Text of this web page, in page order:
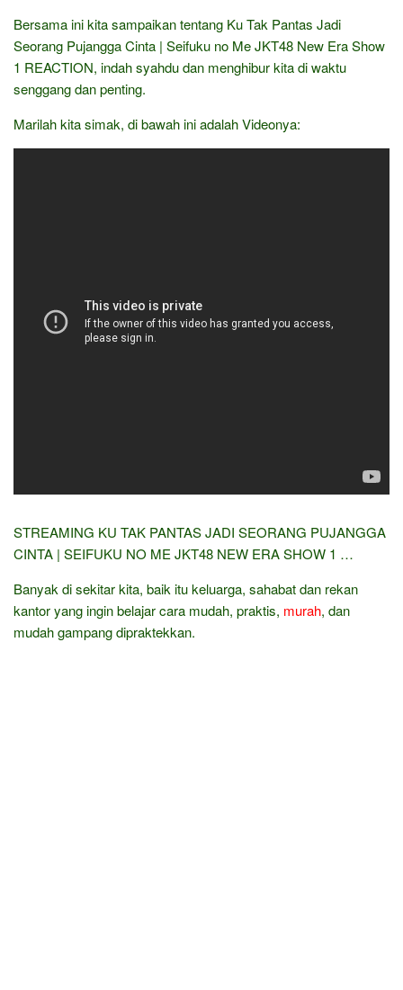
Bersama ini kita sampaikan tentang Ku Tak Pantas Jadi
Seorang Pujangga Cinta | Seifuku no Me JKT48 New Era Show
1 REACTION, indah syahdu dan menghibur kita di waktu
senggang dan penting.
Marilah kita simak, di bawah ini adalah Videonya:
STREAMING KU TAK PANTAS JADI SEORANG PUJANGGA
CINTA | SEIFUKU NO ME JKT48 NEW ERA SHOW 1 …
Banyak di sekitar kita, baik itu keluarga, sahabat dan rekan
kantor yang ingin belajar cara mudah, praktis, murah, dan
mudah gampang dipraktekkan.